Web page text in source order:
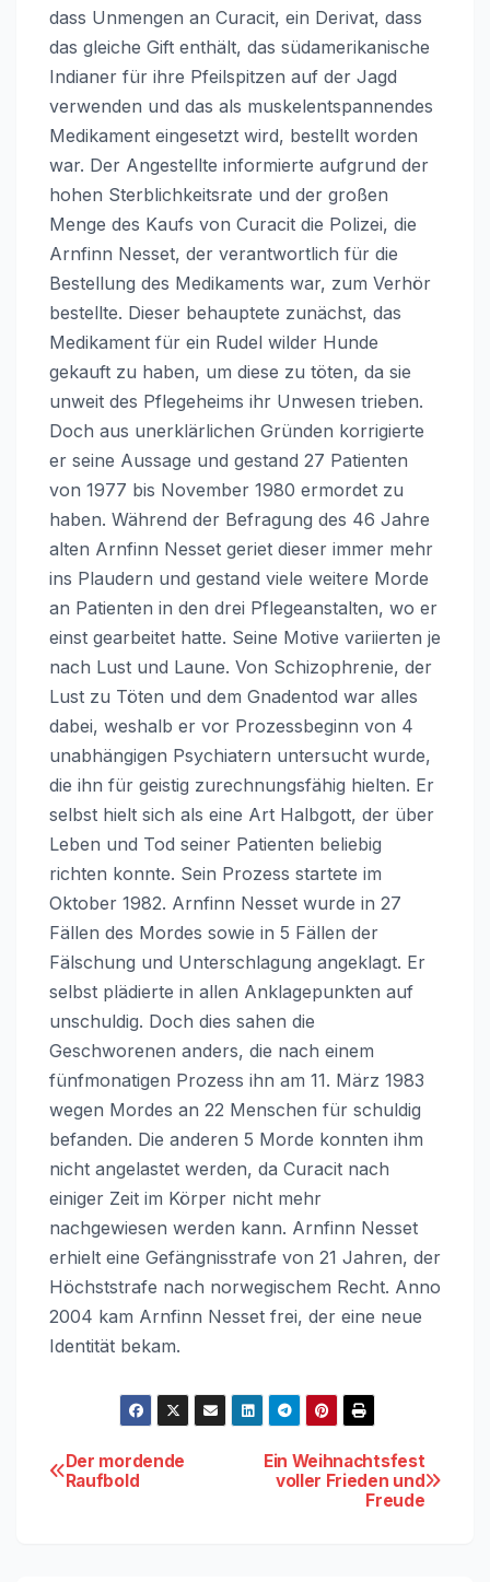
dass Unmengen an Curacit, ein Derivat, dass
das gleiche Gift enthält, das südamerikanische
Indianer für ihre Pfeilspitzen auf der Jagd
verwenden und das als muskelentspannendes
Medikament eingesetzt wird, bestellt worden
war. Der Angestellte informierte aufgrund der
hohen Sterblichkeitsrate und der großen
Menge des Kaufs von Curacit die Polizei, die
Arnfinn Nesset, der verantwortlich für die
Bestellung des Medikaments war, zum Verhör
bestellte. Dieser behauptete zunächst, das
Medikament für ein Rudel wilder Hunde
gekauft zu haben, um diese zu töten, da sie
unweit des Pflegeheims ihr Unwesen trieben.
Doch aus unerklärlichen Gründen korrigierte
er seine Aussage und gestand 27 Patienten
von 1977 bis November 1980 ermordet zu
haben. Während der Befragung des 46 Jahre
alten Arnfinn Nesset geriet dieser immer mehr
ins Plaudern und gestand viele weitere Morde
an Patienten in den drei Pflegeanstalten, wo er
einst gearbeitet hatte. Seine Motive variierten je
nach Lust und Laune. Von Schizophrenie, der
Lust zu Töten und dem Gnadentod war alles
dabei, weshalb er vor Prozessbeginn von 4
unabhängigen Psychiatern untersucht wurde,
die ihn für geistig zurechnungsfähig hielten. Er
selbst hielt sich als eine Art Halbgott, der über
Leben und Tod seiner Patienten beliebig
richten konnte. Sein Prozess startete im
Oktober 1982. Arnfinn Nesset wurde in 27
Fällen des Mordes sowie in 5 Fällen der
Fälschung und Unterschlagung angeklagt. Er
selbst plädierte in allen Anklagepunkten auf
unschuldig. Doch dies sahen die
Geschworenen anders, die nach einem
fünfmonatigen Prozess ihn am 11. März 1983
wegen Mordes an 22 Menschen für schuldig
befanden. Die anderen 5 Morde konnten ihm
nicht angelastet werden, da Curacit nach
einiger Zeit im Körper nicht mehr
nachgewiesen werden kann. Arnfinn Nesset
erhielt eine Gefängnisstrafe von 21 Jahren, der
Höchststrafe nach norwegischem Recht. Anno
2004 kam Arnfinn Nesset frei, der eine neue
Identität bekam.
Beitragsnavigation
Ein Weihnachtsfest
voller Frieden und
Freude
Der mordende
Raufbold